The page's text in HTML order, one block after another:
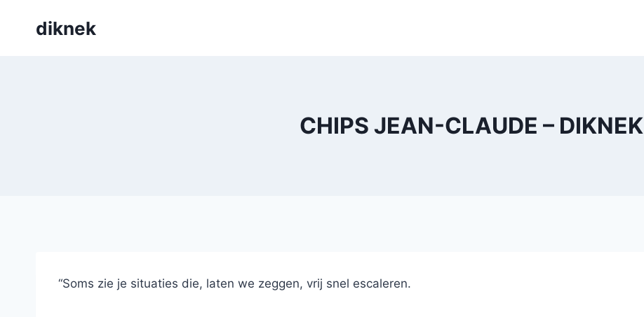
diknek
CHIPS JEAN-CLAUDE – DIKNEK
“Soms zie je situaties die, laten we zeggen, vrij snel escaleren.